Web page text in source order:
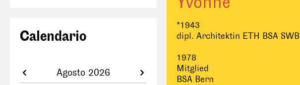
*1943
dipl. Architektin ETH BSA SWB
1978
Mitglied
BSA Bern
Calendario
Agosto 2026